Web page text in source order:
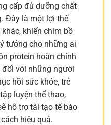
cấp đủ dưỡng chất
Đây là một lợi thế
khiến chim bồ
tưởng cho những ai
protein hoàn chỉnh
đối với những người
hồi sức khỏe, trẻ
luyện thể thao,
hỗ trợ tái tạo tế bào
hiệu quả.